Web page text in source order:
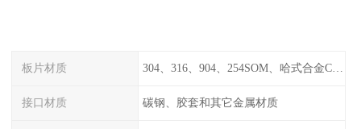
板片材质 304、316、904、254SOM、哈式合金C-276、TA1等
接口材质 碳钢、胶套和其它金属材质